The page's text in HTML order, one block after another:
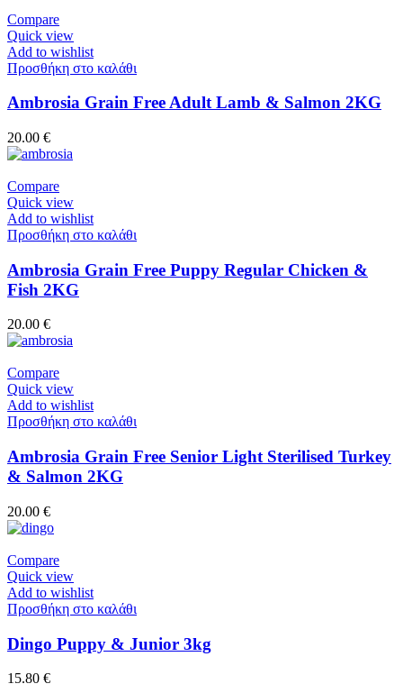
Compare
Quick view
Add to wishlist
Προσθήκη στο καλάθι
Ambrosia Grain Free Adult Lamb & Salmon 2KG
20.00 €
Compare
Quick view
Add to wishlist
Προσθήκη στο καλάθι
Ambrosia Grain Free Puppy Regular Chicken &
Fish 2KG
20.00 €
Compare
Quick view
Add to wishlist
Προσθήκη στο καλάθι
Ambrosia Grain Free Senior Light Sterilised Turkey
& Salmon 2KG
20.00 €
Compare
Quick view
Add to wishlist
Προσθήκη στο καλάθι
Dingo Puppy & Junior 3kg
15.80 €